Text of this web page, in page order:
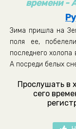
времени -
Зима пришла на
поля ее,
последнего
А посреди белых
Прослушать в
сего